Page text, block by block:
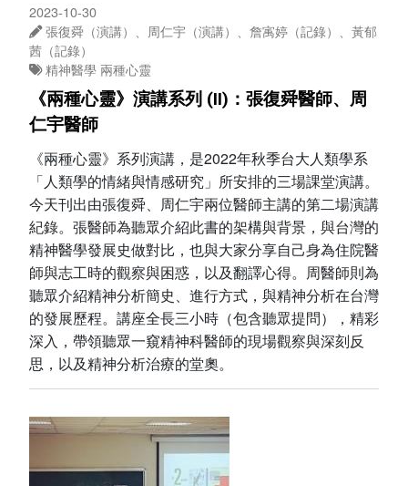
2023-10-30
張復舜（演講）、周仁宇（演講）、詹㝢婷（記錄）、黃郁
茜（記錄）
精神醫學 兩種心靈
《兩種心靈》演講系列 (II)：張復舜醫師、周
仁宇醫師
《兩種心靈》系列演講，是2022年秋季台大人類學系
「人類學的情緒與情感研究」所安排的三場課堂演講。
今天刊出由張復舜、周仁宇兩位醫師主講的第二場演講
紀錄。張醫師為聽眾介紹此書的架構與背景，與台灣的
精神醫學發展史做對比，也與大家分享自己身為住院醫
師與志工時的觀察與困惑，以及翻譯心得。周醫師則為
聽眾介紹精神分析簡史、進行方式，與精神分析在台灣
的發展歷程。講座全長三小時（包含聽眾提問），精彩
深入，帶領聽眾一窺精神科醫師的現場觀察與深刻反
思，以及精神分析治療的堂奧。